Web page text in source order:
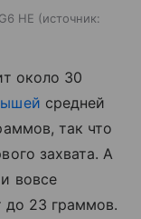
HE
источник:
около 30
средней
так что
захвата. А
вовсе
до 23 граммов.